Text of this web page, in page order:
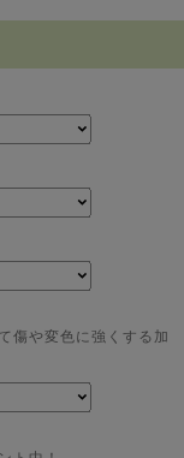
傷や変色に強くする加